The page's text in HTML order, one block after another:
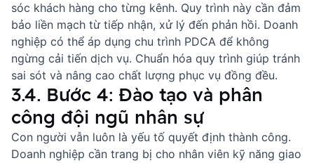
sóc khách hàng cho từng kênh. Quy trình này cần đảm
bảo liền mạch từ tiếp nhận, xử lý đến phản hồi. Doanh
nghiệp có thể áp dụng chu trình PDCA để không
ngừng cải tiến dịch vụ. Chuẩn hóa quy trình giúp tránh
sai sót và nâng cao chất lượng phục vụ đồng đều.
3.4. Bước 4: Đào tạo và phân
công đội ngũ nhân sự
Con người vẫn luôn là yếu tố quyết định thành công.
Doanh nghiệp cần trang bị cho nhân viên kỹ năng giao